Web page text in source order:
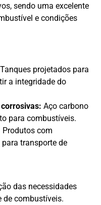
sendo uma excelente
e condições
Tanques projetados para
a integridade do
Aço carbono
para combustíveis.
Produtos com
transporte de
das necessidades
de combustíveis.